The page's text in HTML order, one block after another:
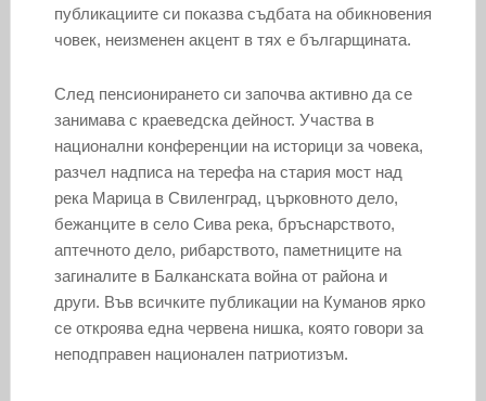
публикациите си показва съдбата на обикновения
човек, неизменен акцент в тях е българщината.
След пенсионирането си започва активно да се
занимава с краеведска дейност. Участва в
национални конференции на историци за човека,
разчел надписа на терефа на стария мост над
река Марица в Свиленград, църковното дело,
бежанците в село Сива река, бръснарството,
аптечното дело, рибарството, паметниците на
загиналите в Балканската война от района и
други. Във всичките публикации на Куманов ярко
се откроява една червена нишка, която говори за
неподправен национален патриотизъм.